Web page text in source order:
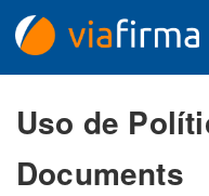
Uso de
Documents